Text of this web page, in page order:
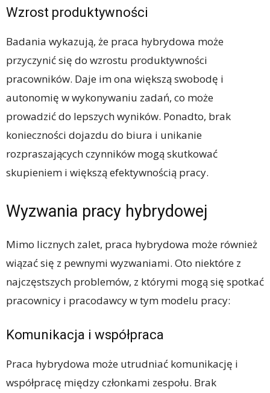
Wzrost produktywności
Badania wykazują, że praca hybrydowa może
przyczynić się do wzrostu produktywności
pracowników. Daje im ona większą swobodę i
autonomię w wykonywaniu zadań, co może
prowadzić do lepszych wyników. Ponadto, brak
konieczności dojazdu do biura i unikanie
rozpraszających czynników mogą skutkować
skupieniem i większą efektywnością pracy.
Wyzwania pracy hybrydowej
Mimo licznych zalet, praca hybrydowa może również
wiązać się z pewnymi wyzwaniami. Oto niektóre z
najczęstszych problemów, z którymi mogą się spotkać
pracownicy i pracodawcy w tym modelu pracy:
Komunikacja i współpraca
Praca hybrydowa może utrudniać komunikację i
współpracę między członkami zespołu. Brak